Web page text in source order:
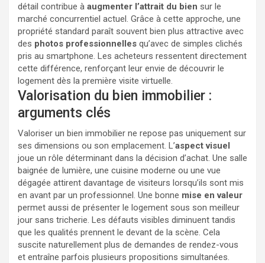
détail contribue à augmenter l’attrait du bien sur le
marché concurrentiel actuel. Grâce à cette approche, une
propriété standard paraît souvent bien plus attractive avec
des photos professionnelles qu’avec de simples clichés
pris au smartphone. Les acheteurs ressentent directement
cette différence, renforçant leur envie de découvrir le
logement dès la première visite virtuelle.
Valorisation du bien immobilier :
arguments clés
Valoriser un bien immobilier ne repose pas uniquement sur
ses dimensions ou son emplacement. L’aspect visuel
joue un rôle déterminant dans la décision d’achat. Une salle
baignée de lumière, une cuisine moderne ou une vue
dégagée attirent davantage de visiteurs lorsqu’ils sont mis
en avant par un professionnel. Une bonne mise en valeur
permet aussi de présenter le logement sous son meilleur
jour sans tricherie. Les défauts visibles diminuent tandis
que les qualités prennent le devant de la scène. Cela
suscite naturellement plus de demandes de rendez-vous
et entraîne parfois plusieurs propositions simultanées.